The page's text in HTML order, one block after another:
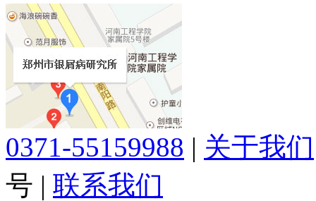
0371-55159988 | 关于我们
号 | 联系我们